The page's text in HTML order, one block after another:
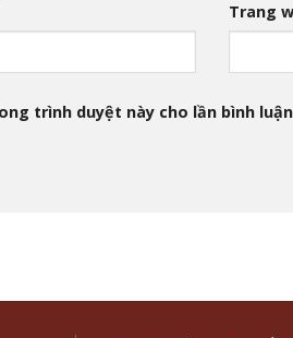
Trang
trình duyệt này cho lần bình